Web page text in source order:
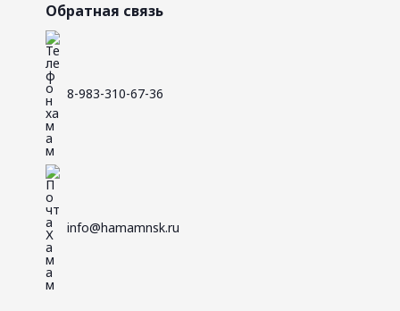
Обратная связь
8-983-310-67-36
info@hamamnsk.ru